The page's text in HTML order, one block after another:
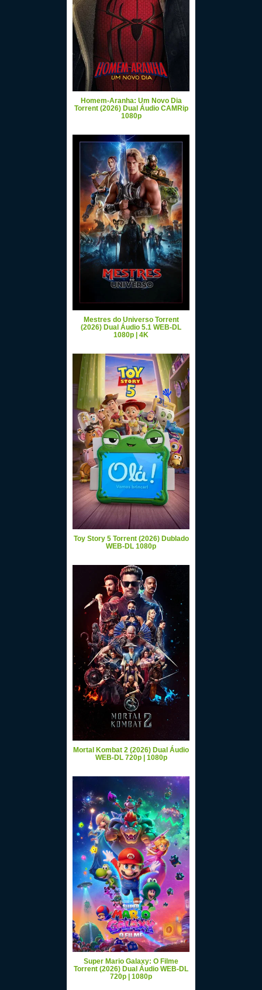
Homem-Aranha: Um Novo Dia
Torrent (2026) Dual Áudio CAMRip
1080p
Mestres do Universo Torrent
(2026) Dual Áudio 5.1 WEB-DL
1080p | 4K
Toy Story 5 Torrent (2026) Dublado
WEB-DL 1080p
Mortal Kombat 2 (2026) Dual Áudio
WEB-DL 720p | 1080p
Super Mario Galaxy: O Filme
Torrent (2026) Dual Áudio WEB-DL
720p | 1080p